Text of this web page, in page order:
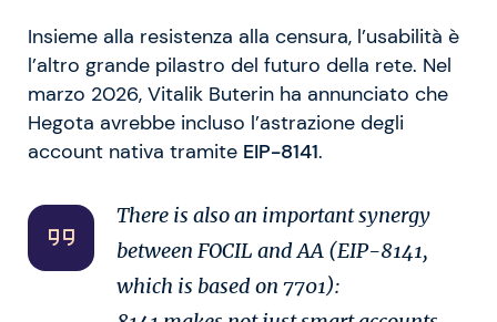
Insieme alla resistenza alla censura, l’usabilità è
l’altro grande pilastro del futuro della rete. Nel
marzo 2026, Vitalik Buterin ha annunciato che
Hegota avrebbe incluso l’astrazione degli
account nativa tramite EIP-8141.
There is also an important synergy
between FOCIL and AA (EIP-8141,
which is based on 7701):